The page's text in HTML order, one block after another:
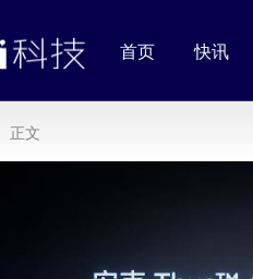
首页 快讯
正文